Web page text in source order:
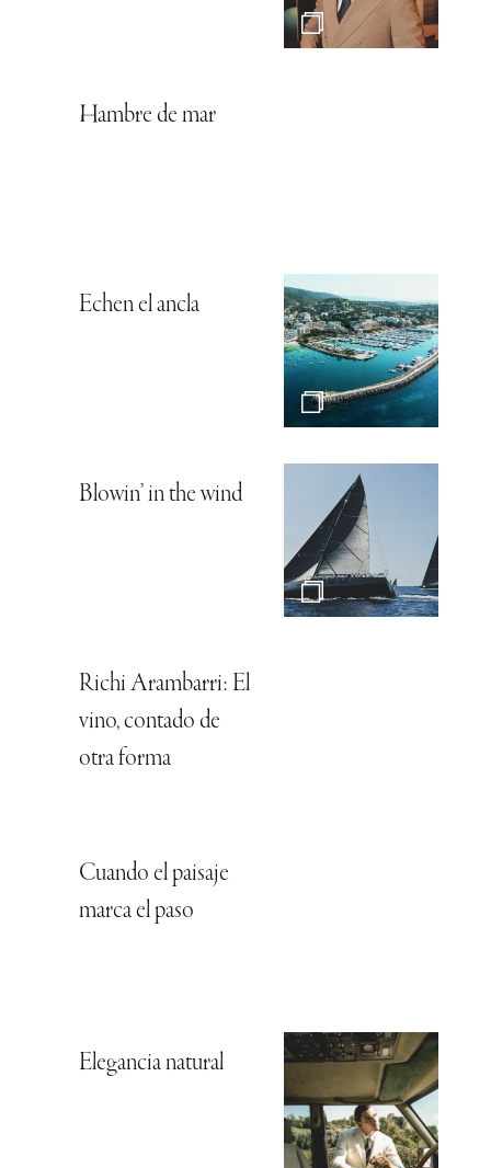
Hambre de mar
Echen el ancla
Blowin’ in the wind
Richi Arambarri: El
vino, contado de
otra forma
Cuando el paisaje
marca el paso
Elegancia natural